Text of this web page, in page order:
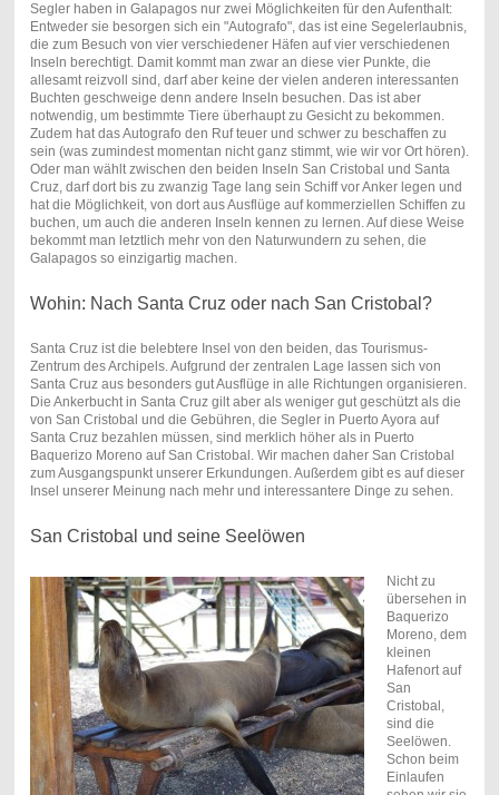
Segler haben in Galapagos nur zwei Möglichkeiten für den Aufenthalt:
Entweder sie besorgen sich ein "Autografo", das ist eine Segelerlaubnis,
die zum Besuch von vier verschiedener Häfen auf vier verschiedenen
Inseln berechtigt. Damit kommt man zwar an diese vier Punkte, die
allesamt reizvoll sind, darf aber keine der vielen anderen interessanten
Buchten geschweige denn andere Inseln besuchen. Das ist aber
notwendig, um bestimmte Tiere überhaupt zu Gesicht zu bekommen.
Zudem hat das Autografo den Ruf teuer und schwer zu beschaffen zu
sein (was zumindest momentan nicht ganz stimmt, wie wir vor Ort hören).
Oder man wählt zwischen den beiden Inseln San Cristobal und Santa
Cruz, darf dort bis zu zwanzig Tage lang sein Schiff vor Anker legen und
hat die Möglichkeit, von dort aus Ausflüge auf kommerziellen Schiffen zu
buchen, um auch die anderen Inseln kennen zu lernen. Auf diese Weise
bekommt man letztlich mehr von den Naturwundern zu sehen, die
Galapagos so einzigartig machen.
Wohin: Nach Santa Cruz oder nach San Cristobal?
Santa Cruz ist die belebtere Insel von den beiden, das Tourismus-
Zentrum des Archipels. Aufgrund der zentralen Lage lassen sich von
Santa Cruz aus besonders gut Ausflüge in alle Richtungen organisieren.
Die Ankerbucht in Santa Cruz gilt aber als weniger gut geschützt als die
von San Cristobal und die Gebühren, die Segler in Puerto Ayora auf
Santa Cruz bezahlen müssen, sind merklich höher als in Puerto
Baquerizo Moreno auf San Cristobal. Wir machen daher San Cristobal
zum Ausgangspunkt unserer Erkundungen. Außerdem gibt es auf dieser
Insel unserer Meinung nach mehr und interessantere Dinge zu sehen.
San Cristobal und seine Seelöwen
Nicht zu
übersehen in
Baquerizo
Moreno, dem
kleinen
Hafenort auf
San
Cristobal,
sind die
Seelöwen.
Schon beim
Einlaufen